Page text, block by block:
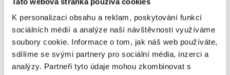
K personalizaci obsahu a reklam, poskytování funkcí
sociálních médií a analýze naší návštěvnosti využíváme
soubory cookie. Informace o tom, jak náš web používáte,
sdílíme se svými partnery pro sociální média, inzerci a
analýzy. Partneři tyto údaje mohou zkombinovat s
nastavení standardizovaných procesů,
zapojení partnerů do elektronické výměny dat EDI,
průběžné vyhodnocení.
Každému klientovi se věnujededikovaný projektový tým
který vyhodnotí výchozí stav, problémy a navrhne řešení,